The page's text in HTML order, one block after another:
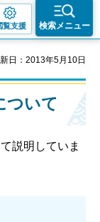
覧支援 検索メニュー
日：2013年5月10日
ついて
説明していま